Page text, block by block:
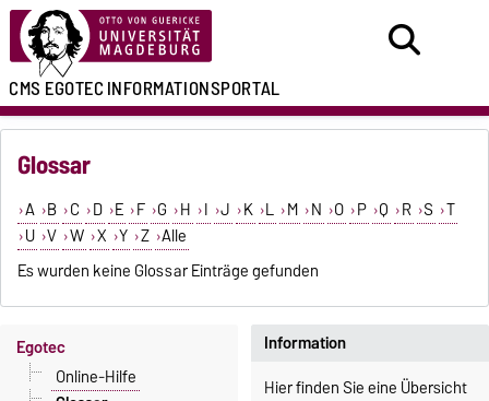
CMS EGOTECINFORMATIONSPORTAL
Glossar
A B C D E F G H I J K L M N O P Q R S T
U V W X Y Z Alle
Es wurden keine Glossar Einträge gefunden
Information
Hier finden Sie eine Übersicht
Egotec
Online-Hilfe